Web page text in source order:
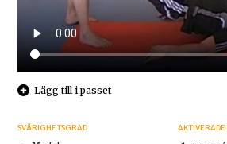
Lägg till i passet
SVÅRIGHETSGRAD